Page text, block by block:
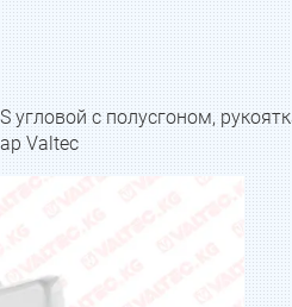
угловой с полусгоном,
Valtec